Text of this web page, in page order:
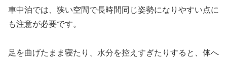
車中泊では、狭い空間で長時間同じ姿勢になりやすい点に
も注意が必要です。
足を曲げたまま寝たり、水分を控えすぎたりすると、体へ